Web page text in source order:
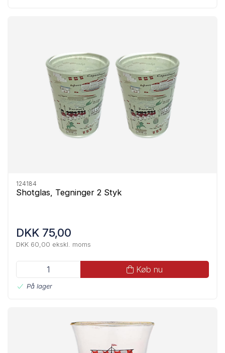
124184
Shotglas, Tegninger 2 Styk
DKK 75,00
DKK 60,00 ekskl. moms
Køb nu
På lager